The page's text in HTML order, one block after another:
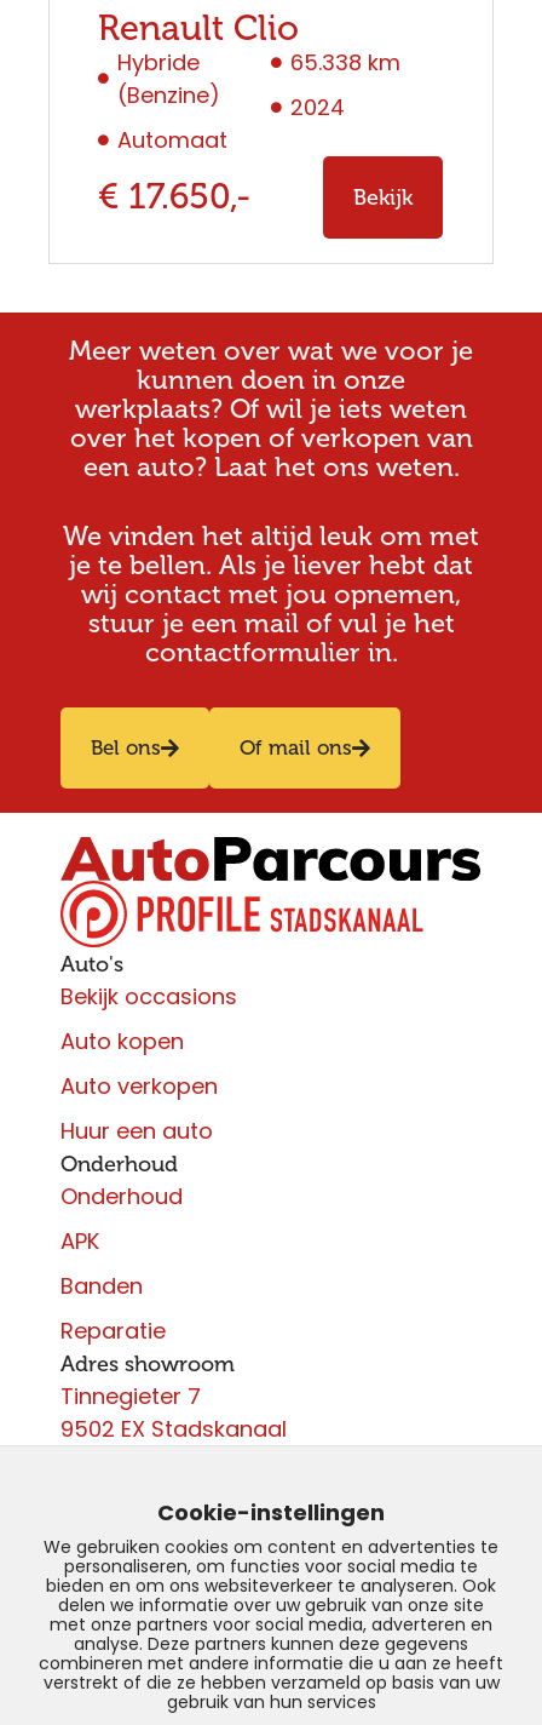
Renault Clio
Hybride
(Benzine)
Automaat
65.338 km
2024
€ 17.650,- Bekijk
Meer weten over wat we voor je
kunnen doen in onze
werkplaats? Of wil je iets weten
over het kopen of verkopen van
een auto? Laat het ons weten.
We vinden het altijd leuk om met
je te bellen. Als je liever hebt dat
wij contact met jou opnemen,
stuur je een mail of vul je het
contactformulier in.
Bel ons Of mail ons
Auto's
Bekijk occasions
Auto kopen
Auto verkopen
Huur een auto
Onderhoud
Onderhoud
APK
Banden
Reparatie
Adres showroom
Tinnegieter 7
9502 EX Stadskanaal
info@autoparcours.nl
Over ons
Vacatures
Cookie-instellingen
We gebruiken cookies om content en advertenties te
personaliseren, om functies voor social media te
bieden en om ons websiteverkeer te analyseren. Ook
delen we informatie over uw gebruik van onze site
met onze partners voor social media, adverteren en
analyse. Deze partners kunnen deze gegevens
combineren met andere informatie die u aan ze heeft
verstrekt of die ze hebben verzameld op basis van uw
gebruik van hun services